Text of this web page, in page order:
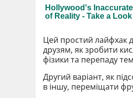
Цей простий лайфхак
друзям, як зробити
фізики та перепаду
Другий варіант, як
в іншу, переміщати